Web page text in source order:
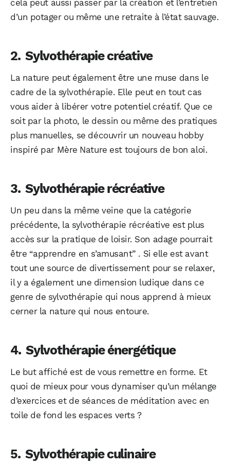
cela peut aussi passer par la création et l’entretien
d’un potager ou même une retraite à l’état sauvage.
Sylvothérapie créative
La nature peut également être une muse dans le
cadre de la sylvothérapie. Elle peut en tout cas
vous aider à libérer votre potentiel créatif. Que ce
soit par la photo, le dessin ou même des pratiques
plus manuelles, se découvrir un nouveau hobby
inspiré par Mère Nature est toujours de bon aloi.
Sylvothérapie récréative
Un peu dans la même veine que la catégorie
précédente, la sylvothérapie récréative est plus
accès sur la pratique de loisir. Son adage pourrait
être “apprendre en s’amusant” . Si elle est avant
tout une source de divertissement pour se relaxer,
il y a également une dimension ludique dans ce
genre de sylvothérapie qui nous apprend à mieux
cerner la nature qui nous entoure.
Sylvothérapie énergétique
Le but affiché est de vous remettre en forme. Et
quoi de mieux pour vous dynamiser qu’un mélange
d’exercices et de séances de méditation avec en
toile de fond les espaces verts ?
Sylvothérapie culinaire
WhatsApp Telegram Email
Facebook X LinkedIn